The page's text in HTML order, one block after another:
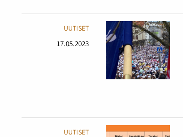
UUTISET
17.05.2023
UUTISET